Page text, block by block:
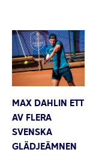
MAX DAHLIN ETT
AV FLERA
SVENSKA
GLÄDJEÄMNEN